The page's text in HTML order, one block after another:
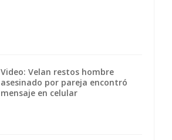
Video: Velan restos hombre
asesinado por pareja encontró
mensaje en celular